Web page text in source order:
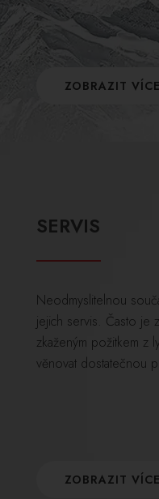
ZOBRAZIT VÍCE
SERVIS
Neodmyslitelnou
jejich servis. Často je
zkaženým požitkem z
věnovat dostatečnou
ZOBRAZIT VÍCE